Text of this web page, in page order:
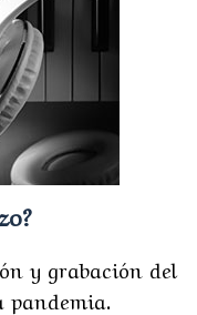
y grabación del
pandemia.